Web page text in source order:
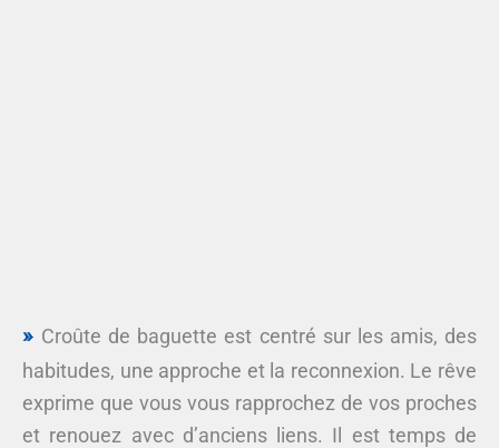
Croûte de baguette est centré sur les amis, des
habitudes, une approche et la reconnexion. Le rêve
exprime que vous vous rapprochez de vos proches
et renouez avec d’anciens liens. Il est temps de